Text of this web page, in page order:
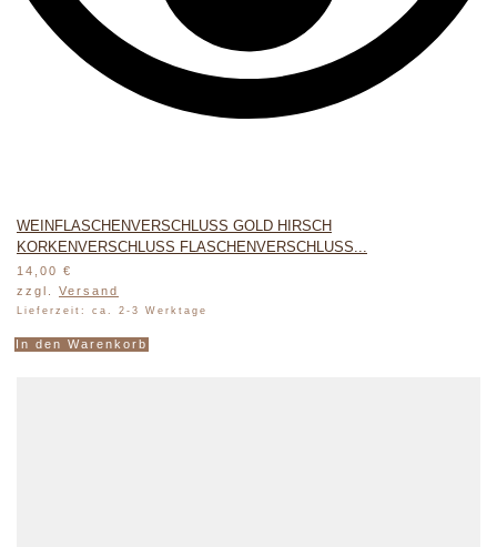
WEINFLASCHENVERSCHLUSS GOLD HIRSCH
KORKENVERSCHLUSS FLASCHENVERSCHLUSS...
14,00 €
zzgl. Versand
Lieferzeit: ca. 2-3 Werktage
In den Warenkorb